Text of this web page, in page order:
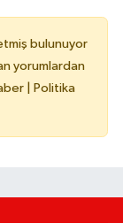
bulunuyor
yorumlardan
| Politika